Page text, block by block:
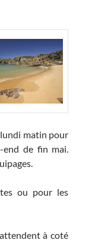
matin pour
end de fin mai.
ou pour les
à coté